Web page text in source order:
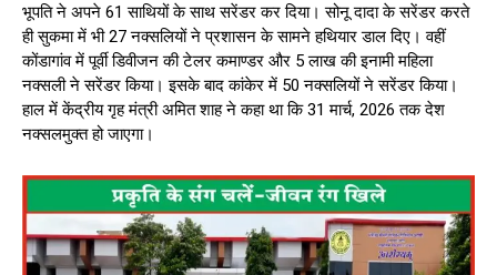
भूपति ने अपने 61 साथियों के साथ सरेंडर कर दिया। सोनू दादा के सरेंडर करते
ही सुकमा में भी 27 नक्सलियों ने प्रशासन के सामने हथियार डाल दिए। वहीं
कोंडागांव में पूर्वी डिवीजन की टेलर कमाण्डर और 5 लाख की इनामी महिला
नक्सली ने सरेंडर किया। इसके बाद कांकेर में 50 नक्सलियों ने सरेंडर किया।
हाल में केंद्रीय गृह मंत्री अमित शाह ने कहा था कि 31 मार्च, 2026 तक देश
नक्सलमुक्त हो जाएगा।